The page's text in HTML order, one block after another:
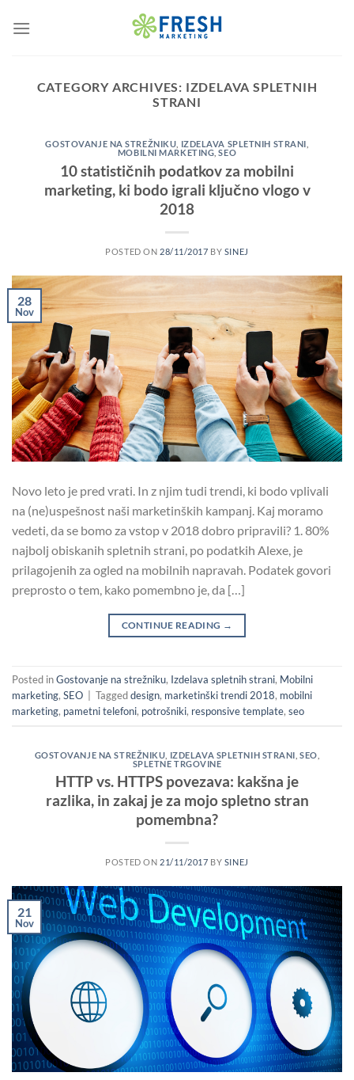
CATEGORY ARCHIVES: IZDELAVA SPLETNIH
STRANI
GOSTOVANJE NA STREŽNIKU IZDELAVA SPLETNIH STRANI
MOBILNI MARKETING ,SEO
10 statističnih podatkov za mobilni
marketing, ki bodo igrali ključno vlogo v
2018
POSTED ON 28/11/2017 BY SINEJ
28
Nov
Novo leto je pred vrati. In z njim tudi trendi, ki bodo vplivali
na (ne)uspešnost naši marketinških kampanj. Kaj moramo
vedeti, da se bomo za vstop v 2018 dobro pripravili? 1. 80%
najbolj obiskanih spletnih strani, po podatkih Alexe, je
prilagojenih za ogled na mobilnih napravah. Podatek govori
preprosto o tem, kako pomembno je, da […]
CONTINUE READING →
Posted inGostovanje na strežniku, Izdelava spletnih strani, Mobilni
marketing, SEO Taggeddesign, marketinški trendi 2018, mobilni
marketing, pametni telefoni, potrošniki, responsive template, seo
GOSTOVANJE NA STREŽNIKU IZDELAVA SPLETNIH STRANI ,SEO
SPLETNE TRGOVINE
HTTP vs. HTTPS povezava: kakšna je
razlika, in zakaj je za mojo spletno stran
pomembna?
POSTED ON 21/11/2017 BY SINEJ
21
Nov